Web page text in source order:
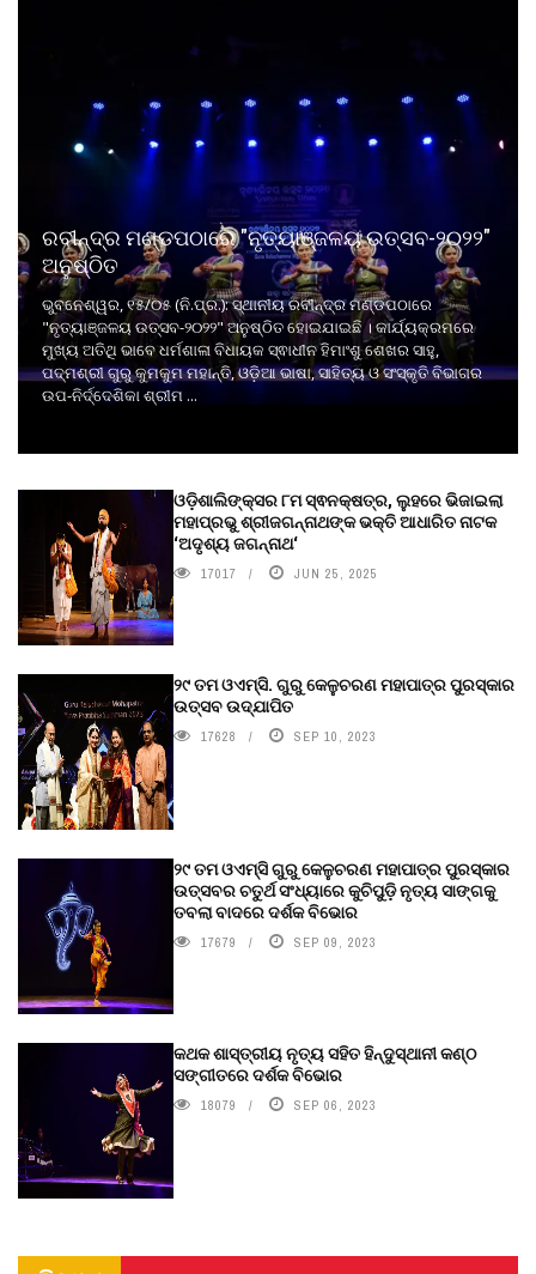
ରବୀନ୍ଦ୍ର ମଣ୍ଡପଠାରେ "ନୃତ୍ୟାଞ୍ଜଳୟ ଉତ୍ସବ-୨୦୨୨"
ଅନୁଷ୍ଠିତ
ଭୁବନେଶ୍ୱର, ୧୫/୦୫ (ନି.ପ୍ର.): ସ୍ଥାନୀୟ ରବୀନ୍ଦ୍ର ମଣ୍ଡପଠାରେ
"ନୃତ୍ୟାଞ୍ଜଳୟ ଉତ୍ସବ-୨୦୨୨" ଅନୁଷ୍ଠିତ ହୋଇଯାଇଛି । କାର୍ଯ୍ୟକ୍ରମରେ
ମୁଖ୍ୟ ଅତିଥି ଭାବେ ଧର୍ମଶାଳା ବିଧାୟକ ସ୍ଵାଧୀନ ହିମାଂଶୁ ଶେଖର ସାହୁ,
ପଦ୍ମଶ୍ରୀ ଗୁରୁ କୁମକୁମ ମହାନ୍ତି, ଓଡ଼ିଆ ଭାଷା, ସାହିତ୍ୟ ଓ ସଂସ୍କୃତି ବିଭାଗର
ଉପ-ନିର୍ଦ୍ଦେଶିକା ଶ୍ରୀମ ...
ଓଡ଼ିଶାଲିଙ୍କ୍ସର ୮ମ ସ୍ଵନକ୍ଷତ୍ର, ଲୁହରେ ଭିଜାଇଲା
ମହାପ୍ରଭୁ ଶ୍ରୀଜଗନ୍ନାଥଙ୍କ ଭକ୍ତି ଆଧାରିତ ନାଟକ
‘ଅଦୃଶ୍ୟ ଜଗନ୍ନାଥ‘
17017 JUN 25, 2025
୨୯ ତମ ଓଏମ୍‌ସି. ଗୁରୁ କେଳୁଚରଣ ମହାପାତ୍ର ପୁରସ୍କାର
ଉତ୍ସବ ଉଦ୍‍ଯାପିତ
17628 SEP 10, 2023
୨୯ ତମ ଓଏମ୍‌ସି ଗୁରୁ କେଳୁଚରଣ ମହାପାତ୍ର ପୁରସ୍କାର
ଉତ୍ସବର ଚତୁର୍ଥ ସଂଧ୍ୟାରେ କୁଚିପୁଡ଼ି ନୃତ୍ୟ ସାଙ୍ଗକୁ
ତବଲା ବାଦରେ ଦର୍ଶକ ବିଭୋର
17679 SEP 09, 2023
କଥକ ଶାସ୍ତ୍ରୀୟ ନୃତ୍ୟ ସହିତ ହିନ୍ଦୁସ୍ଥାନୀ କଣ୍ଠ
ସଙ୍ଗୀତରେ ଦର୍ଶକ ବିଭୋର
18079 SEP 06, 2023